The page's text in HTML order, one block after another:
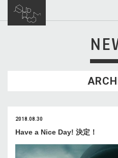
2018.08.30
Have a Nice Day! 決定！